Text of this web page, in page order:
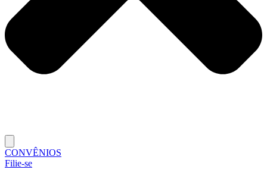
CONVÊNIOS
Filie-se